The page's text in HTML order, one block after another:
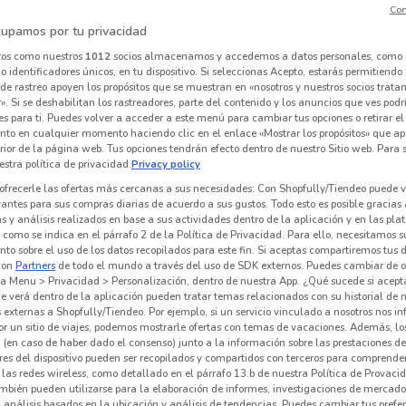
Vips
Caduca el 23/08 451 m
Chili's
Caduca el 31/12 509 m
Cielo
NUEVO
Pizza Hut
Caduca hoy 696 m
Ihop
Caduca el 16/08 711 m
por tu privacidad
como nuestros 1012socios almacenamos y accedemos a datos personales, como
identificadores únicos, en tu dispositivo. Si seleccionas Acepto, estarás
rastreo apoyen los propósitos que se muestran en «nosotros y nuestros socios
Si se deshabilitan los rastreadores, parte del contenido y los anuncios que ves
para ti. Puedes volver a acceder a este menú para cambiar tus opciones o retirar el
en cualquier momento haciendo clic en el enlace «Mostrar los propósitos» que
de la página web. Tus opciones tendrán efecto dentro de nuestro Sitio web. Para
política de privacidad.Privacy policy
las ofertas más cercanas a sus necesidades: Con Shopfully/Tiendeo puede
para sus compras diarias de acuerdo a sus gustos. Todo esto es posible gracias
y análisis realizados en base a sus actividades dentro de la aplicación y en las
como se indica en el párrafo 2 de la Política de Privacidad. Para ello, necesitamos
sobre el uso de los datos recopilados para este fin. Si aceptas compartiremos tus
Partners de todo el mundo a través del uso de SDK externos. Puedes cambiar de
Menu > Privacidad > Personalización, dentro de nuestra App. ¿Qué sucede si
verá dentro de la aplicación pueden tratar temas relacionados con su historial de
a Shopfully/Tiendeo. Por ejemplo, si un servicio vinculado a nosotros nos
un sitio de viajes, podemos mostrarle ofertas con temas de vacaciones. Además,
caso de haber dado el consenso) junto a la información sobre las prestaciones
del dispositivo pueden ser recopilados y compartidos con terceros para
las redes wireless, como detallado en el párrafo 13.b de nuestra Política de
pueden utilizarse para la elaboración de informes, investigaciones de